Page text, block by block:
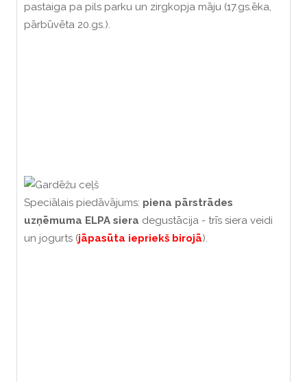
pastaiga pa pils parku un zirgkopja māju (17.gs.ēka,
pārbūvēta 20.gs.).
Speciālais piedāvājums: piena pārstrādes
uzņēmuma ELPA siera degustācija - trīs siera veidi
un jogurts (jāpasūta iepriekš birojā).